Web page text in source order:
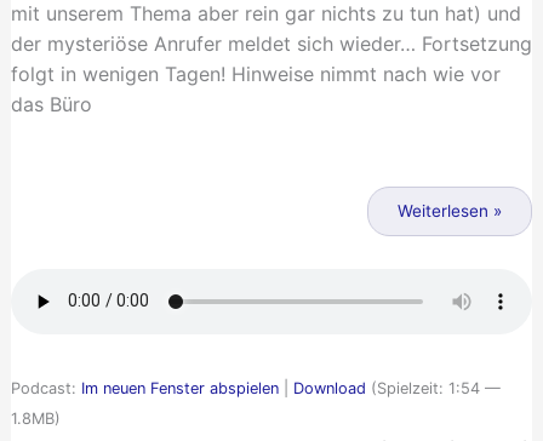
mit unserem Thema aber rein gar nichts zu tun hat) und
der mysteriöse Anrufer meldet sich wieder… Fortsetzung
folgt in wenigen Tagen! Hinweise nimmt nach wie vor
das Büro
Weiterlesen »
Podcast: Im neuen Fenster abspielen| Download (Spielzeit: 1:54 —
1.8MB)